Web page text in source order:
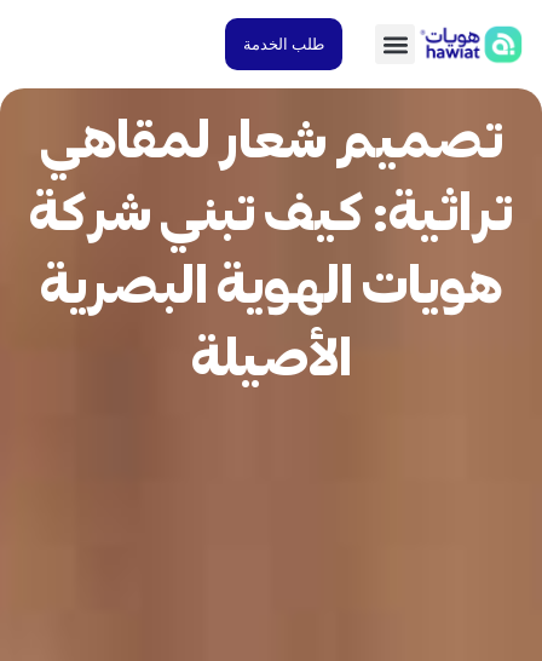
طلب الخدمة
شعار لمقاهي
كيف تبني شركة
الهوية البصرية
الأصيلة